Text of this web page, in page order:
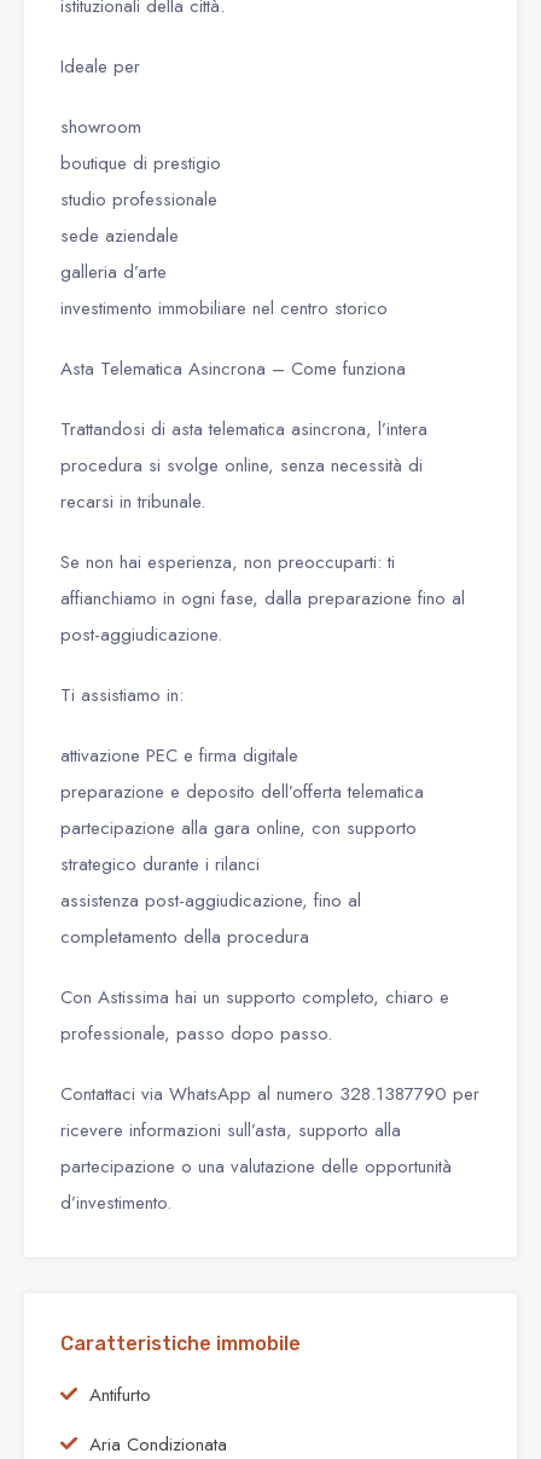
istituzionali della città.
Ideale per
showroom
boutique di prestigio
studio professionale
sede aziendale
galleria d’arte
investimento immobiliare nel centro storico
Asta Telematica Asincrona – Come funziona
Trattandosi di asta telematica asincrona, l’intera
procedura si svolge online, senza necessità di
recarsi in tribunale.
Se non hai esperienza, non preoccuparti: ti
affianchiamo in ogni fase, dalla preparazione fino al
post-aggiudicazione.
Ti assistiamo in:
attivazione PEC e firma digitale
preparazione e deposito dell’offerta telematica
partecipazione alla gara online, con supporto
strategico durante i rilanci
assistenza post-aggiudicazione, fino al
completamento della procedura
Con Astissima hai un supporto completo, chiaro e
professionale, passo dopo passo.
Contattaci via WhatsApp al numero 328.1387790 per
ricevere informazioni sull’asta, supporto alla
partecipazione o una valutazione delle opportunità
d’investimento.
Caratteristiche immobile
Antifurto
Aria Condizionata